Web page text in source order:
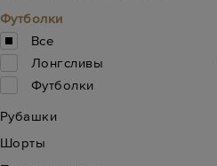
Футболки
Все
Лонгсливы
Футболки
Рубашки
Шорты